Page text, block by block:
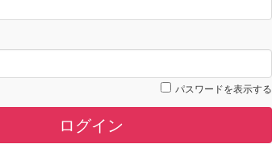
パスワードを表示する
ログイン